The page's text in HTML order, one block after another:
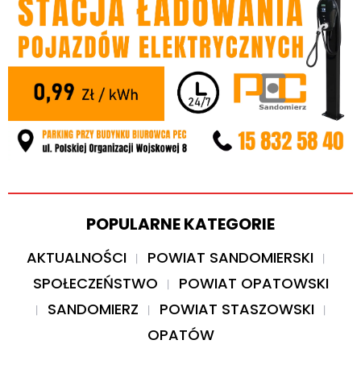
POPULARNE KATEGORIE
AKTUALNOŚCI
POWIAT SANDOMIERSKI
SPOŁECZEŃSTWO
POWIAT OPATOWSKI
SANDOMIERZ
POWIAT STASZOWSKI
OPATÓW